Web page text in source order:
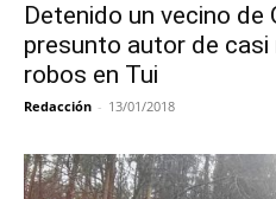
Detenido un vecino de
presunto autor de casi
robos en Tui
Redacción - 13/01/2018